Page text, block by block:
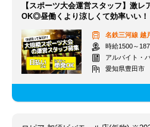
【スポーツ大会運営スタッフ】激レ
OK◎昼働くより涼しくて効率いい！
名鉄三河線 越
時給1500～
アルバイト・
愛知県豊田市